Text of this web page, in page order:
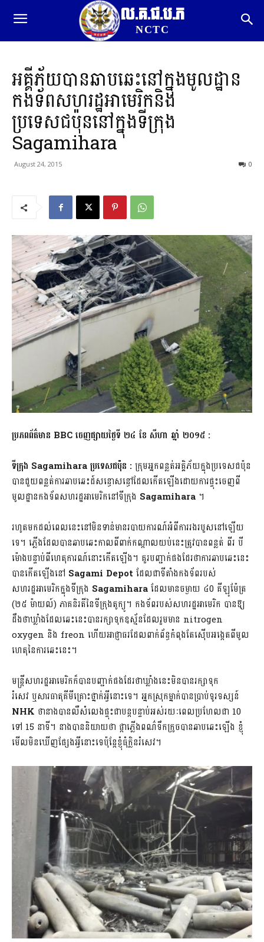
ល.គ.ជ.ប.ភ
NCTC
អគ្គីភ័យបានឆាបឆេះនៅក្នុងមូលដ្ឋាន
កងទ័ពសហរដ្ឋអាមេរិកនិង
ប្រទេសជប៉ុននៅក្នុងទីក្រុង
Sagamihara
August 24, 2015 0
ប្រភពព័ត៌មាន BBC ចេញផ្សាយថ្ងៃទី ២៤ ខែ​ សីហា ឆ្នាំ ២០១៥ :
ទីក្រុង Sagamihara ប្រទេសជប៉ុន :ក្រុមអ្នកពន្លត់អគ្គិភ័យក្នុងប្រទេសជប៉ុន
បានជួយពន្លត់ការឆាបឆេះដ៍សន្ធោសន្ធៅដែលកើតឡើងដោយការផ្ទុះចេញពី
មូលដ្ឋានកងទ័ពសហរដ្ឋអាមេរិកនៅទីក្រុង Sagamihara ។
រហូតមកដល់ពេលនេះនៅមិនទាន់មានរបាយការណ៍អំពីការរងរបួសនៅឡើយ
ទេ។ ភ្លើងដែលបានឆាបឆេះកាលពីពាក់កណ្ដាលយប់នេះត្រូវបានពន្លត់ ពីរ បី
ម៉ោងបន្ទាប់ពីហេតុការណ៍នោះកើតឡើង។ គួរបញ្ជាក់ផងដែរថាការឆាបឆេះនេះ
បានកើតឡើងនៅ Sagami Depot​ដែលជាទីតាំងកងទ័ពរបស់
សហរដ្ឋអាមេរិកក្នុងទីក្រុង Sagamiharaដែលមានចម្ងាយ ៤0 គីឡូម៉ែត្រ
(២៥ ម៉ាយល៍) ភាគនិរតីនៃទីក្រុងតូក្យូ។ កងទ័ពរបស់សហរដ្ឋអាមេរិក បានឱ្យ
ដឹងថាឃ្លាំងដែលឆេះនេះបានរក្សាទុកឧស្ម័នដែលរួមមាន nitrogen
oxygen និង freon ហើយអាជ្ញាធរដែលពាក់ព័ន្ធកំពុងតែស៊ើបអង្កេតពីមូល
ហេតុនៃការឆេះនេះ។
មន្រ្តីសហរដ្ឋអាមេរិកក៏បានបញ្ជាក់ផងដែរថាឃ្លាំងនេះមិនបានរក្សាទុក
រំសេវ ឬសារធាតុគីមីគ្រោះថ្នាក់អ្វីនោះទេ។ អ្នកស្រុកម្នាក់បានប្រាប់ទូរទស្សន៍
NHK ថានាងបានលឺសំលេងផ្ទុះជាបន្តបន្ទាប់អស់រយៈពេលប្រហែលជា 10
ទៅ 15 នាទី។​ នាងបាននិយាយថា ផ្កាភ្លើងពណ៌ទឹកក្រូចបានឆាបឆេះឡើង ខ្ញុំ
មើលមិនឃើញផ្សែងអ្វីនោះទេប៉ុន្តែខ្ញុំ​ធុំក្លិនរំសេវ។